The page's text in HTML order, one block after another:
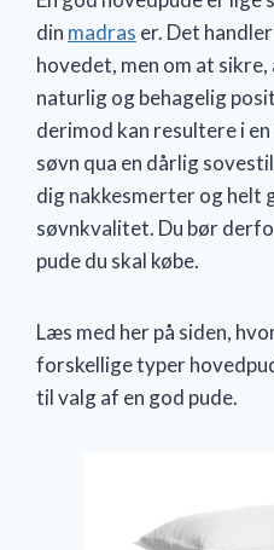
din madras er. Det
hovedet, men om at sikre,
naturlig og behagelig
derimod kan resultere i
søvn qua en dårlig
dig nakkesmerter og helt
søvnkvalitet. Du bør
pude du skal købe.
Læs med her på siden,
forskellige typer
til valg af en god pude.